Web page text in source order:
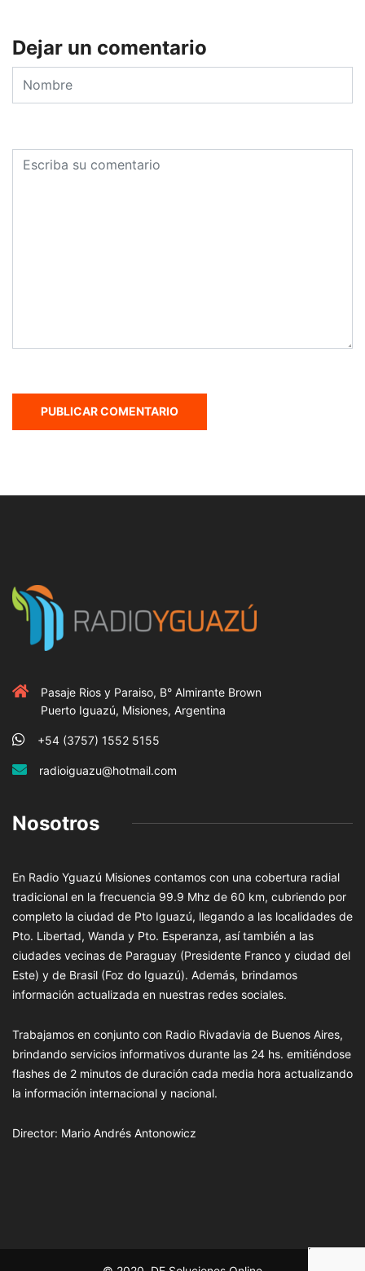
Dejar un comentario
Pasaje Rios y Paraiso, B° Almirante Brown
Puerto Iguazú, Misiones, Argentina
+54 (3757) 1552 5155
radioiguazu@hotmail.com
Nosotros
En Radio Yguazú Misiones contamos con una cobertura radial
tradicional en la frecuencia 99.9 Mhz de 60 km, cubriendo por
completo la ciudad de Pto Iguazú, llegando a las localidades de
Pto. Libertad, Wanda y Pto. Esperanza, así también a las
ciudades vecinas de Paraguay (Presidente Franco y ciudad del
Este) y de Brasil (Foz do Iguazú). Además, brindamos
información actualizada en nuestras redes sociales.
Trabajamos en conjunto con Radio Rivadavia de Buenos Aires,
brindando servicios informativos durante las 24 hs. emitiéndose
flashes de 2 minutos de duración cada media hora actualizando
la información internacional y nacional.
Director: Mario Andrés Antonowicz